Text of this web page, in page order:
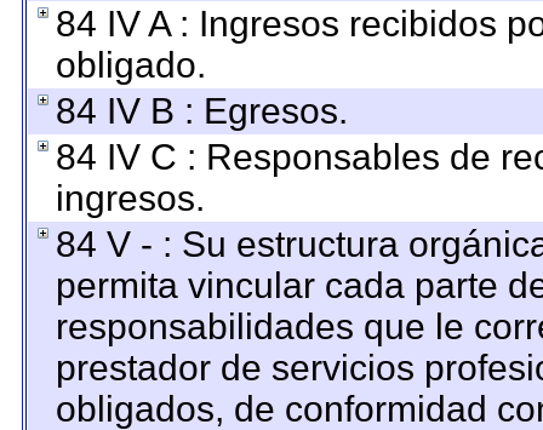
84 IV A : Ingresos recibidos
obligado.
84 IV B : Egresos.
84 IV C : Responsables de
ingresos.
84 V - : Su estructura
permita vincular cada parte
responsabilidades que le
prestador de servicios
obligados, de conformidad